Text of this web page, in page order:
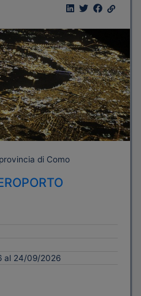
di Como
al 24/09/2026